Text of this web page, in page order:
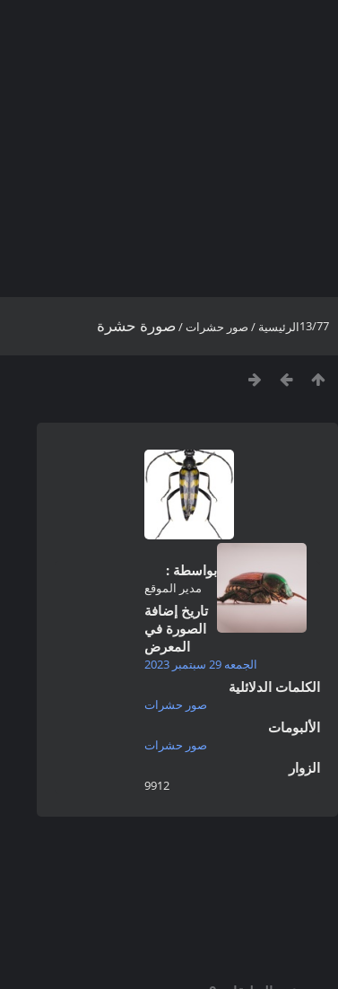
13/77الرئيسية / صور حشرات/صورة حشرة
بواسطة :
مدير الموقع
تاريخ إضافة
الصورة في
المعرض
الجمعه 29 سبتمبر 2023
الكلمات الدلائلية
صور حشرات
الألبومات
صور حشرات
الزوار
9912